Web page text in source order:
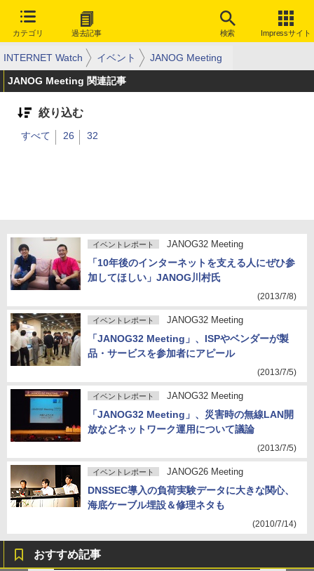
カテゴリ 過去記事 検索 Impressサイト
INTERNET Watch イベント JANOG Meeting
JANOG Meeting 関連記事
絞り込む
すべて 26 32
イベントレポート JANOG32 Meeting
「10年後のインターネットを支える人にぜひ参
加してほしい」JANOG川村氏
(2013/7/8)
イベントレポート JANOG32 Meeting
「JANOG32 Meeting」、ISPやベンダーが製
品・サービスを参加者にアピール
(2013/7/5)
イベントレポート JANOG32 Meeting
「JANOG32 Meeting」、災害時の無線LAN開
放などネットワーク運用について議論
(2013/7/5)
イベントレポート JANOG26 Meeting
DNSSEC導入の負荷実験データに大きな関心、
海底ケーブル埋設＆修理ネタも
(2010/7/14)
おすすめ記事